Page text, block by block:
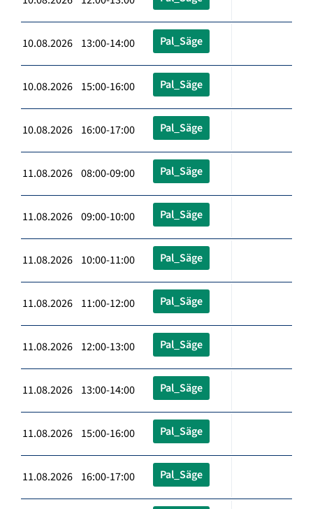
10.08.2026 13:00-14:00 Pal_Säge
10.08.2026 15:00-16:00 Pal_Säge
10.08.2026 16:00-17:00 Pal_Säge
11.08.2026 08:00-09:00 Pal_Säge
11.08.2026 09:00-10:00 Pal_Säge
11.08.2026 10:00-11:00 Pal_Säge
11.08.2026 11:00-12:00 Pal_Säge
11.08.2026 12:00-13:00 Pal_Säge
11.08.2026 13:00-14:00 Pal_Säge
11.08.2026 15:00-16:00 Pal_Säge
11.08.2026 16:00-17:00 Pal_Säge